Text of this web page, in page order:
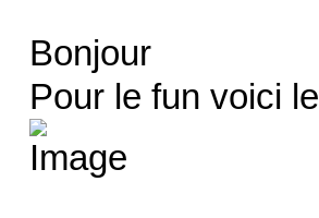
Bonjour
Pour le fun voici